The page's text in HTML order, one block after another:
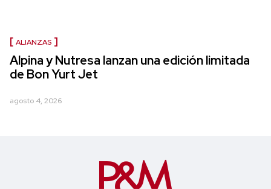
ALIANZAS
Alpina y Nutresa lanzan una edición limitada
de Bon Yurt Jet
agosto 4, 2026